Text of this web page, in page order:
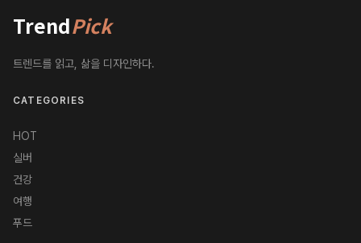
TrendPick
트렌드를 읽고, 삶을 디자인하다.
CATEGORIES
HOT
실버
건강
여행
푸드